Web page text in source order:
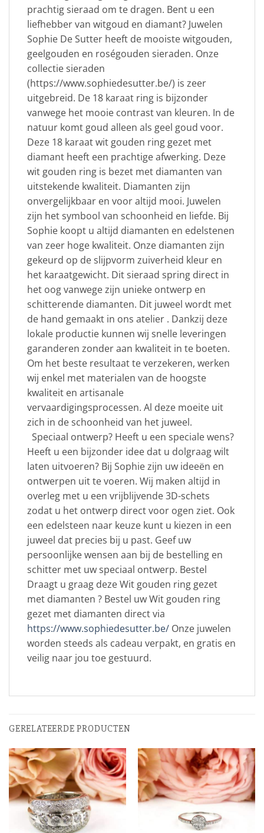
prachtig sieraad om te dragen. Bent u een
liefhebber van witgoud en diamant? Juwelen
Sophie De Sutter heeft de mooiste witgouden,
geelgouden en roségouden sieraden. Onze
collectie sieraden
(https://www.sophiedesutter.be/) is zeer
uitgebreid. De 18 karaat ring is bijzonder
vanwege het mooie contrast van kleuren. In de
natuur komt goud alleen als geel goud voor.
Deze 18 karaat wit gouden ring gezet met
diamant heeft een prachtige afwerking. Deze
wit gouden ring is bezet met diamanten van
uitstekende kwaliteit. Diamanten zijn
onvergelijkbaar en voor altijd mooi. Juwelen
zijn het symbool van schoonheid en liefde. Bij
Sophie koopt u altijd diamanten en edelstenen
van zeer hoge kwaliteit. Onze diamanten zijn
gekeurd op de slijpvorm zuiverheid kleur en
het karaatgewicht. Dit sieraad spring direct in
het oog vanwege zijn unieke ontwerp en
schitterende diamanten. Dit juweel wordt met
de hand gemaakt in ons atelier . Dankzij deze
lokale productie kunnen wij snelle leveringen
garanderen zonder aan kwaliteit in te boeten.
Om het beste resultaat te verzekeren, werken
wij enkel met materialen van de hoogste
kwaliteit en artisanale
vervaardigingsprocessen. Al deze moeite uit
zich in de schoonheid van het juweel.
Speciaal ontwerp? Heeft u een speciale wens?
Heeft u een bijzonder idee dat u dolgraag wilt
laten uitvoeren? Bij Sophie zijn uw ideeën en
ontwerpen uit te voeren. Wij maken altijd in
overleg met u een vrijblijvende 3D-schets
zodat u het ontwerp direct voor ogen ziet. Ook
een edelsteen naar keuze kunt u kiezen in een
juweel dat precies bij u past. Geef uw
persoonlijke wensen aan bij de bestelling en
schitter met uw speciaal ontwerp. Bestel
Draagt u graag deze Wit gouden ring gezet
met diamanten ? Bestel uw Wit gouden ring
gezet met diamanten direct via
https://www.sophiedesutter.be/ Onze juwelen
worden steeds als cadeau verpakt, en gratis en
veilig naar jou toe gestuurd.
GERELATEERDE PRODUCTEN